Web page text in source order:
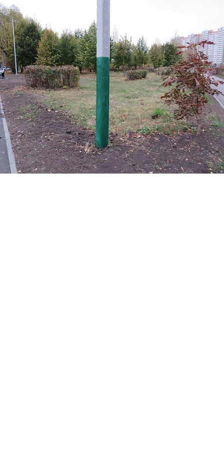
Перейти к основному содержанию